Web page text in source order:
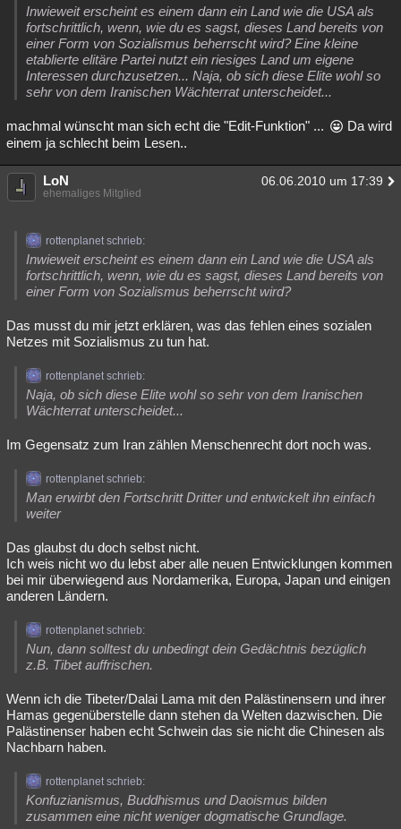
Inwieweit erscheint es einem dann ein Land wie die USA als
fortschrittlich, wenn, wie du es sagst, dieses Land bereits von
einer Form von Sozialismus beherrscht wird? Eine kleine
etablierte elitäre Partei nutzt ein riesiges Land um eigene
Interessen durchzusetzen... Naja, ob sich diese Elite wohl so
sehr von dem Iranischen Wächterrat unterscheidet...
machmal wünscht man sich echt die "Edit-Funktion" ...
Da wird
einem ja schlecht beim Lesen..
LoN 06.06.2010 um 17:39
ehemaliges Mitglied
rottenplanet schrieb:
Inwieweit erscheint es einem dann ein Land wie die USA als
fortschrittlich, wenn, wie du es sagst, dieses Land bereits von
einer Form von Sozialismus beherrscht wird?
Das musst du mir jetzt erklären, was das fehlen eines sozialen
Netzes mit Sozialismus zu tun hat.
rottenplanet schrieb:
Naja, ob sich diese Elite wohl so sehr von dem Iranischen
Wächterrat unterscheidet...
Im Gegensatz zum Iran zählen Menschenrecht dort noch was.
rottenplanet schrieb:
Man erwirbt den Fortschritt Dritter und entwickelt ihn einfach
weiter
Das glaubst du doch selbst nicht.
Ich weis nicht wo du lebst aber alle neuen Entwicklungen kommen
bei mir überwiegend aus Nordamerika, Europa, Japan und einigen
anderen Ländern.
rottenplanet schrieb:
Nun, dann solltest du unbedingt dein Gedächtnis bezüglich
z.B. Tibet auffrischen.
Wenn ich die Tibeter/Dalai Lama mit den Palästinensern und ihrer
Hamas gegenüberstelle dann stehen da Welten dazwischen. Die
Palästinenser haben echt Schwein das sie nicht die Chinesen als
Nachbarn haben.
rottenplanet schrieb:
Konfuzianismus, Buddhismus und Daoismus bilden
zusammen eine nicht weniger dogmatische Grundlage.